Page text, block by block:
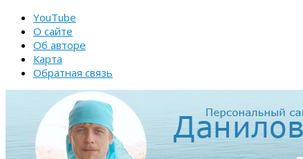
YouTube
О сайте
Об авторе
Карта
Обратная связь